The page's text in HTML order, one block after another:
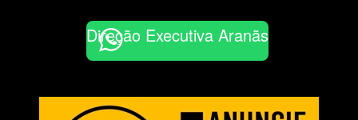
Direção Executiva Aranãs